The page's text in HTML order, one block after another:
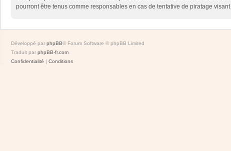
pourront être tenus comme responsables en cas de tentative de piratage
Développé par phpBB® Forum Software © phpBB Limited
Traduit par phpBB-fr.com
Confidentialité | Conditions